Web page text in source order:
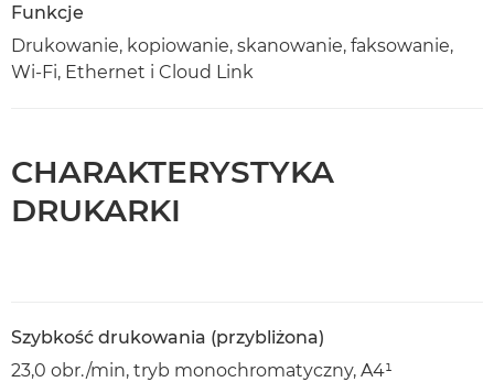
Funkcje
Drukowanie, kopiowanie, skanowanie, faksowanie,
Wi-Fi, Ethernet i Cloud Link
CHARAKTERYSTYKA
DRUKARKI
Szybkość drukowania (przybliżona)
23,0 obr./min, tryb monochromatyczny, A4¹